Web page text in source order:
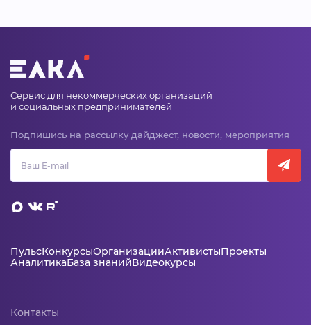
Сервис для некоммерческих организаций
и социальных предпринимателей
Подпишись на рассылку дайджест, новости, мероприятия
ПульсКонкурсыОрганизацииАктивистыПроекты
АналитикаБаза знанийВидеокурсы
Контакты